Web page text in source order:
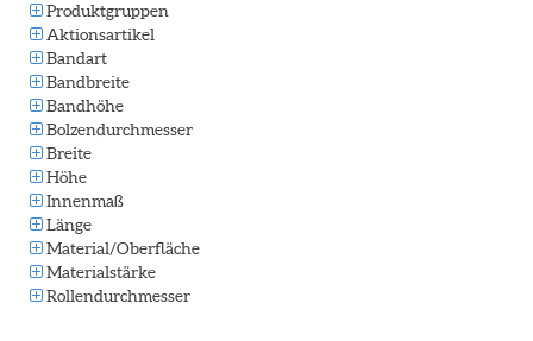
Produktgruppen
Aktionsartikel
Bandart
Bandbreite
Bandhöhe
Bolzendurchmesser
Breite
Höhe
Innenmaß
Länge
Material/Oberfläche
Materialstärke
Rollendurchmesser